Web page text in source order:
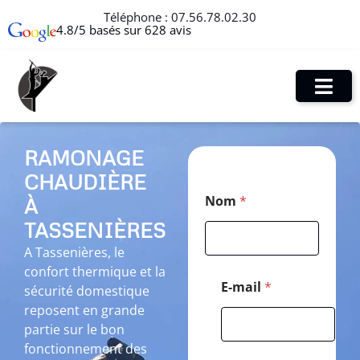
Téléphone : 07.56.78.02.30
4.8/5 basés sur 628 avis
RAMONAGE
CHAUDIÈRE
À
TASSENIÈRES
A Tassenières, le
confort thermique et la
sécurité domestique
reposent en grande
partie sur le bon
fonctionnement des
Nom *
E-mail *